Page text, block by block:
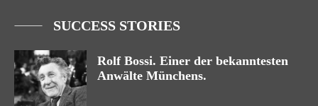
SUCCESS STORIES
Rolf Bossi. Einer der bekanntesten
Anwälte Münchens.